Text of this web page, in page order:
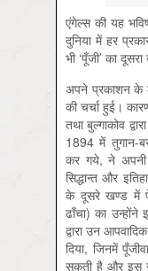
एंगेल्स की यह
दुनिया में हर
भी ‘पूँजी’ का
अपने प्रकाशन के
की चर्चा हुई।
तथा बुल्गाकोव
1894 में तुगान-
कर गये, ने अपनी
सिद्धान्त और
के दूसरे खण्ड में
ढाँचा) का उन्होंने
द्वारा उन
दिया, जिनमें
सकती है और इस